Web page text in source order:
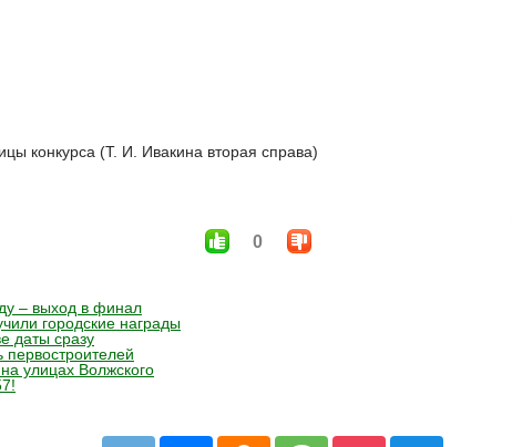
конкурса (Т. И. Ивакина вторая справа)
0
– выход в финал
городские награды
даты сразу
первостроителей
улицах Волжского